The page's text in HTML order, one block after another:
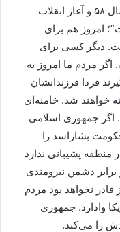
خارجی بجنگند. امروز دیگر سال ۵۷ و سال ۵۸ و آغاز انقلاب
امروز هم برای
دیگر کسی برای
اگر مردم ما امروز به
فردا فرزندانشان
خواهند شد. خامنه‌ای
اگر جمهوری اسلامی
بشاراسد را
منطقه پشیبانی ندارد
برابر دشمن نیرومندی
قادر نخواهد بود مردم
وادارد. جمهوری
را می‌کند.